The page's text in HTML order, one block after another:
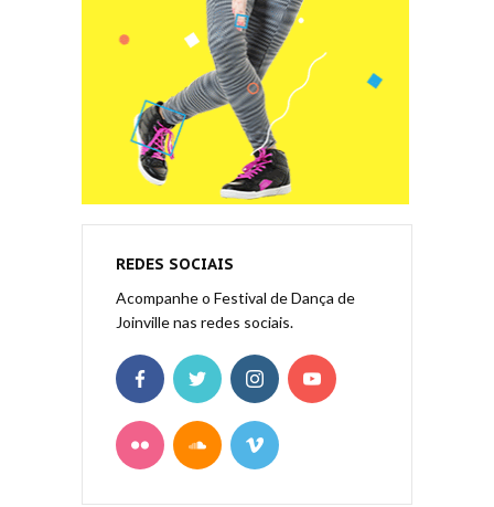
REDES SOCIAIS
Acompanhe o Festival de Dança de
Joinville nas redes sociais.